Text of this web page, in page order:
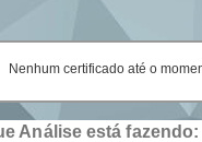
Nenhum certificado até o
Análise está fazendo: